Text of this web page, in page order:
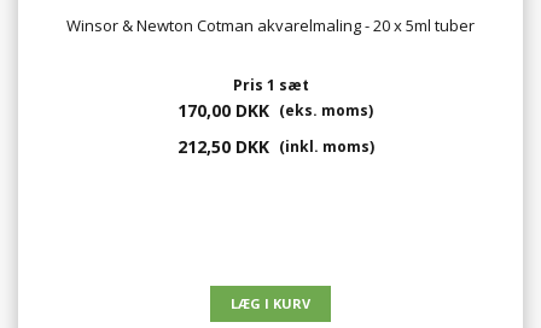
Winsor & Newton Cotman akvarelmaling - 20 x 5ml tuber
Pris 1 sæt
170,00 DKK (eks. moms)
212,50 DKK (inkl. moms)